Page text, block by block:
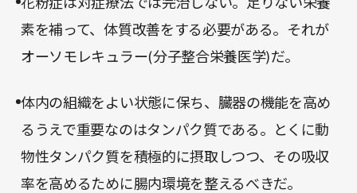
素を補って、体質改善をする必要がある。それが
オーソモレキュラー(分子整合栄養医学)だ。
体内の組織をよい状態に保ち、臓器の機能を高め
るうえで重要なのはタンパク質である。とくに動
物性タンパク質を積極的に摂取しつつ、その吸収
率を高めるために腸内環境を整えるべきだ。